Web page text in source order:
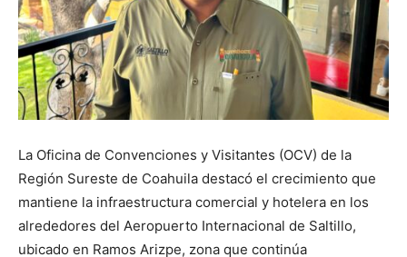
La Oficina de Convenciones y Visitantes (OCV) de la
Región Sureste de Coahuila destacó el crecimiento que
mantiene la infraestructura comercial y hotelera en los
alrededores del Aeropuerto Internacional de Saltillo,
ubicado en Ramos Arizpe, zona que continúa